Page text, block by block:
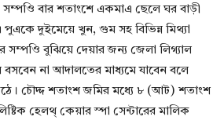
সম্পওি বার শতাংশে একমাএ ছেলে ঘর বাড়ী
দুইমেয়ে খুন, গুম সহ বিভিন্ন মিথ্যা
সম্পওি বুঝিয়ে দেয়ার জন্য জেলা লিগ্যাল
না আদালতের মাধ্যমে যাবেন বলে
চৌদ্দ শতাংশ জমির মধ্যে ৮ (আট) শতাংশ
হেলথ্ কেয়ার স্পা সেন্টারের মালিক